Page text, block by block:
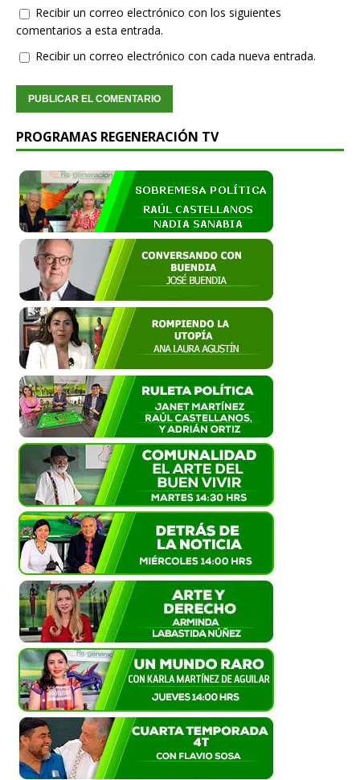
Recibir un correo electrónico con los siguientes
comentarios a esta entrada.
Recibir un correo electrónico con cada nueva entrada.
PROGRAMAS REGENERACIÓN TV